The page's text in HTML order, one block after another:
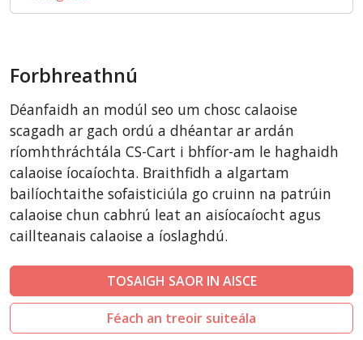
PrestaShop
AbanteCart
LiteCart
ZenCart
PinnacleCart
FoxyCart
Easy Digital Downloads
Ecwid by Lightspeed
WISECP
ThirtyBees
Forbhreathnú
Déanfaidh an modúl seo um chosc calaoise
scagadh ar gach ordú a dhéantar ar ardán
ríomhthráchtála CS-Cart i bhfíor-am le haghaidh
calaoise íocaíochta. Braithfidh a algartam
bailíochtaithe sofaisticiúla go cruinn na patrúin
calaoise chun cabhrú leat an aisíocaíocht agus
caillteanais calaoise a íoslaghdú.
TOSAIGH SAOR IN AISCE
Féach an treoir suiteála